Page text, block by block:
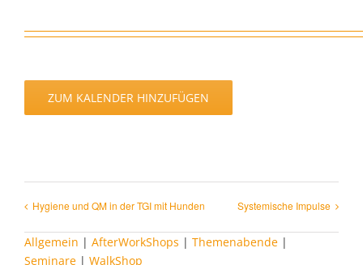
ZUM KALENDER HINZUFÜGEN
Hygiene und QM in der TGI mit Hunden Systemische Impulse
Allgemein | AfterWorkShops | Themenabende |
Seminare | WalkShop